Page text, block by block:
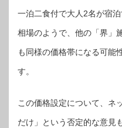
一泊二食付で大人2名が宿
相場のようで、他の「界」
も同様の価格帯になる可能
す。
この価格設定について、ネ
だけ」という否定的な意見